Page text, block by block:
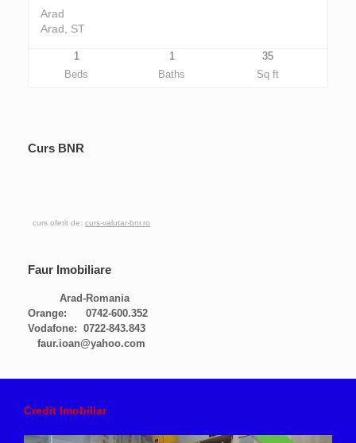
Arad
Arad, ST
1
Beds
1
Baths
35
Sq ft
Curs BNR
curs oferit de: curs-valutar-bnr.ro
Faur Imobiliare
Arad-Romania
Orange: 0742-600.352
Vodafone: 0722-843.843
faur.ioan@yahoo.com
Credit Imobiliar